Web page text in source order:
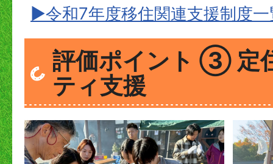
▶令和7年度移住関連支援制度一
評価ポイント ③ 定
ティ支援